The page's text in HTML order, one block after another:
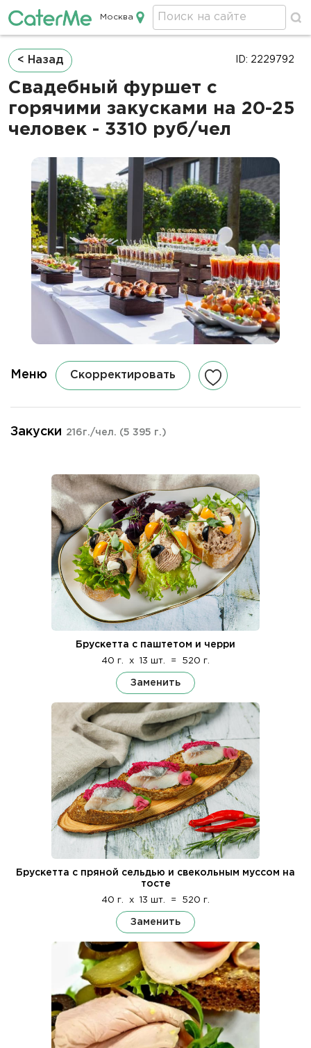
Кейтеринг в Москве
Москва
Строка
навигации
< Назад
Свадебный фуршет с
горячими закусками на 20-25
человек - 3310 руб/чел
ID: 2229792
Меню Скорректировать
Закуски 216г./чел. (5 395 г.)
Брускетта с паштетом и черри
40 г. x 13 шт. = 520 г.
Заменить
Брускетта с пряной сельдью и свекольным муссом на
тосте
40 г. x 13 шт. = 520 г.
Заменить